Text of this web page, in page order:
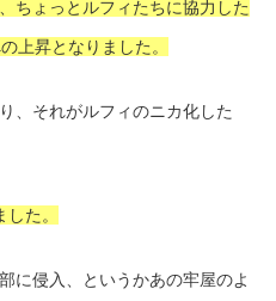
ちょっとルフィたちに協力した
上昇となりました。
、それがルフィのニカ化した
た。
に侵入、というかあの牢屋のよ